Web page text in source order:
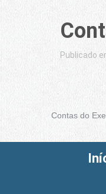
Publicado
Contas do